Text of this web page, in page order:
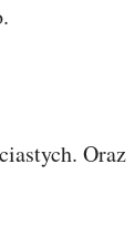
Oraz